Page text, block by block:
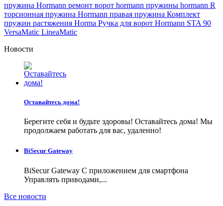
пружина Hormann ремонт ворот hormann пружины hormann R
торсионная пружина Hormann правая пружина Комплект
пружин растяжения Horma Ручка для ворот Hormann STA 90
VersaMatic LineaMatic
Новости
Оставайтесь дома!
Берегите себя и будьте здоровы! Оставайтесь дома! Мы
продолжаем работать для вас, удаленно!
BiSecur Gateway
BiSecur Gateway C приложением для смартфона
Управлять приводами,...
Все новости